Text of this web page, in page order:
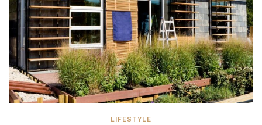
LIFESTYLE